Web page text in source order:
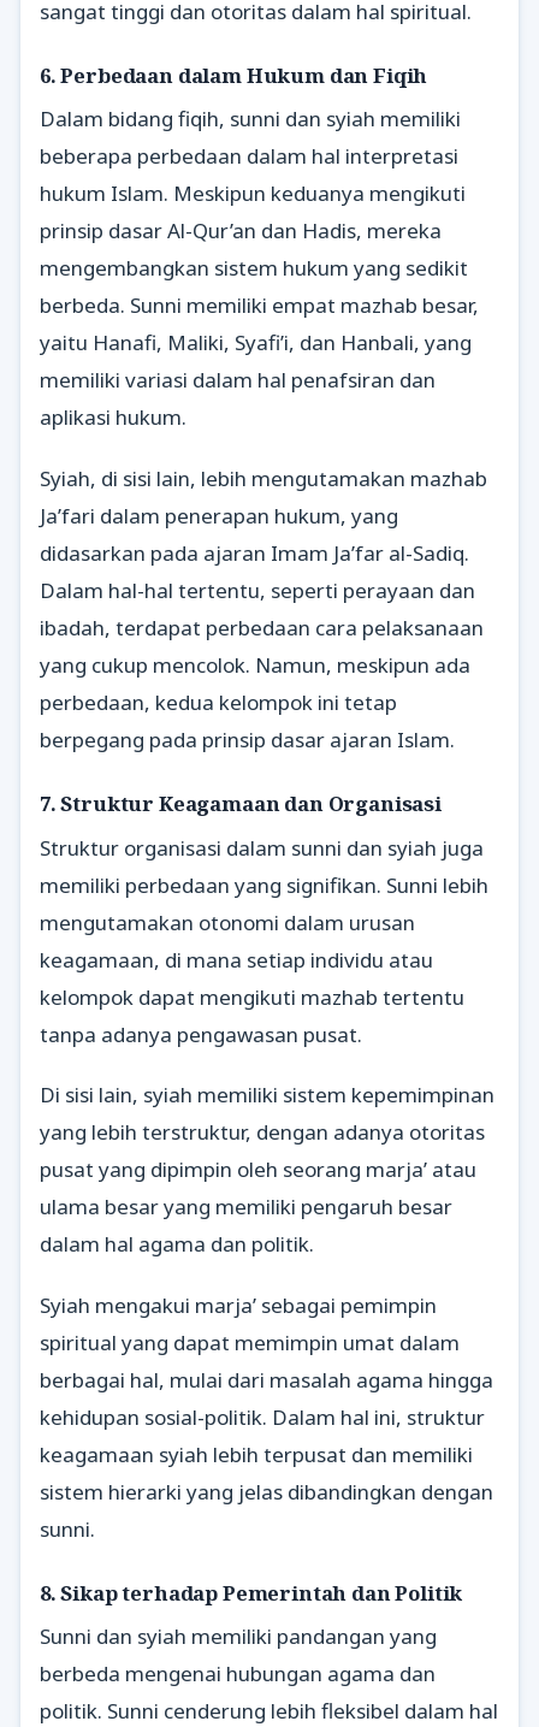
sangat tinggi dan otoritas dalam hal spiritual.
6. Perbedaan dalam Hukum dan Fiqih
Dalam bidang fiqih, sunni dan syiah memiliki
beberapa perbedaan dalam hal interpretasi
hukum Islam. Meskipun keduanya mengikuti
prinsip dasar Al-Qur’an dan Hadis, mereka
mengembangkan sistem hukum yang sedikit
berbeda. Sunni memiliki empat mazhab besar,
yaitu Hanafi, Maliki, Syafi’i, dan Hanbali, yang
memiliki variasi dalam hal penafsiran dan
aplikasi hukum.
Syiah, di sisi lain, lebih mengutamakan mazhab
Ja’fari dalam penerapan hukum, yang
didasarkan pada ajaran Imam Ja’far al-Sadiq.
Dalam hal-hal tertentu, seperti perayaan dan
ibadah, terdapat perbedaan cara pelaksanaan
yang cukup mencolok. Namun, meskipun ada
perbedaan, kedua kelompok ini tetap
berpegang pada prinsip dasar ajaran Islam.
7. Struktur Keagamaan dan Organisasi
Struktur organisasi dalam sunni dan syiah juga
memiliki perbedaan yang signifikan. Sunni lebih
mengutamakan otonomi dalam urusan
keagamaan, di mana setiap individu atau
kelompok dapat mengikuti mazhab tertentu
tanpa adanya pengawasan pusat.
Di sisi lain, syiah memiliki sistem kepemimpinan
yang lebih terstruktur, dengan adanya otoritas
pusat yang dipimpin oleh seorang marja’ atau
ulama besar yang memiliki pengaruh besar
dalam hal agama dan politik.
Syiah mengakui marja’ sebagai pemimpin
spiritual yang dapat memimpin umat dalam
berbagai hal, mulai dari masalah agama hingga
kehidupan sosial-politik. Dalam hal ini, struktur
keagamaan syiah lebih terpusat dan memiliki
sistem hierarki yang jelas dibandingkan dengan
sunni.
8. Sikap terhadap Pemerintah dan Politik
Sunni dan syiah memiliki pandangan yang
berbeda mengenai hubungan agama dan
politik. Sunni cenderung lebih fleksibel dalam hal